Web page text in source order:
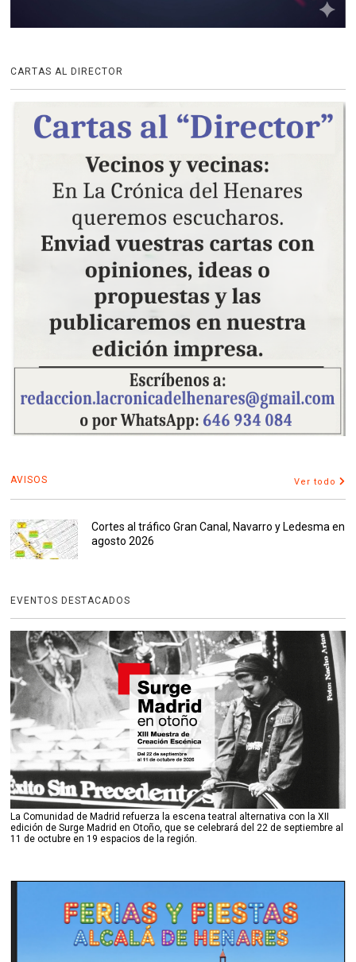
CARTAS AL DIRECTOR
AVISOS Ver todo
Cortes al tráfico Gran Canal, Navarro y Ledesma en
agosto 2026
EVENTOS DESTACADOS
La Comunidad de Madrid refuerza la escena teatral alternativa con la XII
edición de Surge Madrid en Otoño, que se celebrará del 22 de septiembre al
11 de octubre en 19 espacios de la región.